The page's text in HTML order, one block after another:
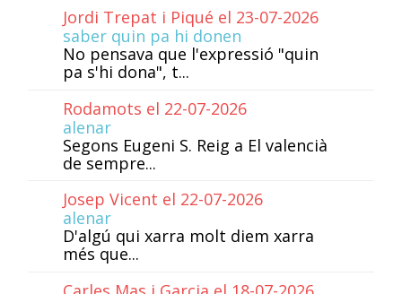
Jordi Trepat i Piqué el 23-07-2026
saber quin pa hi donen
No pensava que l'expressió "quin
pa s'hi dona", t...
Rodamots el 22-07-2026
alenar
Segons Eugeni S. Reig a El valencià
de sempre...
Josep Vicent el 22-07-2026
alenar
D'algú qui xarra molt diem xarra
més que...